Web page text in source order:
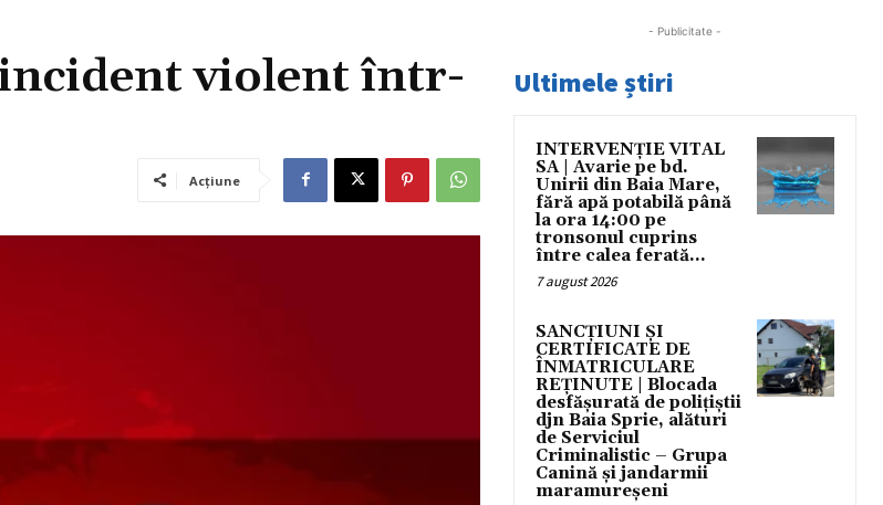
violent într-
Acțiune
- Publicitate -
Ultimele știri
INTERVENȚIE VITAL
SA | Avarie pe bd.
Unirii din Baia Mare,
fără apă potabilă până
la ora 14:00 pe
tronsonul cuprins
între calea ferată...
7 august 2026
SANCȚIUNI ȘI
CERTIFICATE DE
ÎNMATRICULARE
REȚINUTE | Blocada
desfășurată de polițiștii
djn Baia Sprie, alături
de Serviciul
Criminalistic – Grupa
Canină și jandarmii
maramureșeni